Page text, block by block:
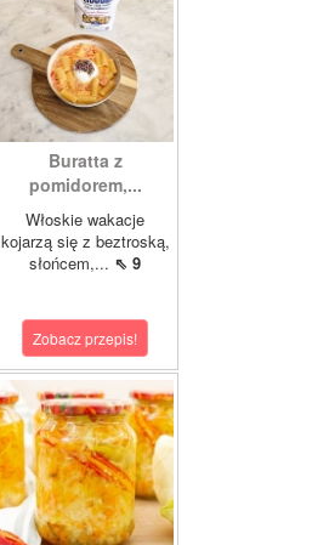
Buratta z
pomidorem,...
Włoskie wakacje
kojarzą się z beztroską,
słońcem,... ⇖ 9
Zobacz przepis!